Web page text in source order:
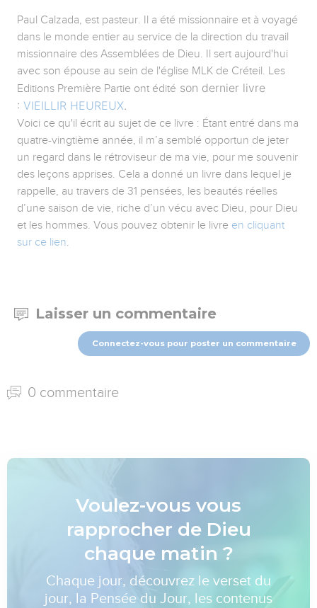
Paul Calzada, est pasteur. Il a été missionnaire et à voyagé
dans le monde entier au service de la direction du travail
missionnaire des Assemblées de Dieu. Il sert aujourd'hui
avec son épouse au sein de l'église MLK de Créteil. Les
Editions Première Partie ont édité son dernier livre
: VIEILLIR HEUREUX.
Voici ce qu'il écrit au sujet de ce livre : Étant entré dans ma
quatre-vingtième année, il m’a semblé opportun de jeter
un regard dans le rétroviseur de ma vie, pour me souvenir
des leçons apprises. Cela a donné un livre dans lequel je
rappelle, au travers de 31 pensées, les beautés réelles
d’une saison de vie, riche d’un vécu avec Dieu, pour Dieu
et les hommes. Vous pouvez obtenir le livre en cliquant
sur ce lien.
Laisser un commentaire
Connectez-vous pour poster un commentaire
0 commentaire
Voulez-vous vous
rapprocher de Dieu
chaque matin ?
Chaque jour, découvrez le verset du
jour, la Pensée du Jour, les contenus